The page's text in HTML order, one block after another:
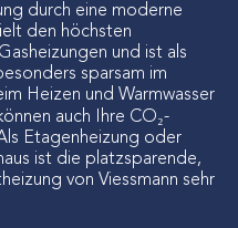
durch eine moderne
den höchsten
und ist als
sparsam im
Heizen und Warmwasser
auch Ihre CO₂-
Etagenheizung oder
ist die platzsparende,
von Viessmann sehr